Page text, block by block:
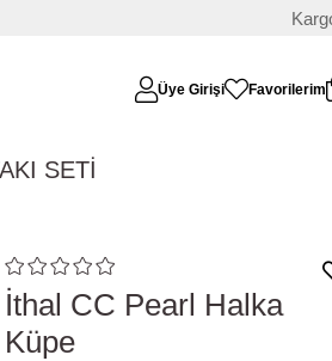
Üye Girişi Favorilerim
SETİ
İthal CC Pearl Halka
Küpe